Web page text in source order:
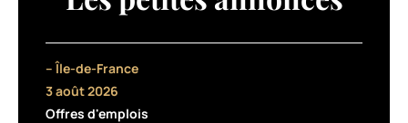
science
lance
– Île-de-France
3 août 2026
Offres d'emplois